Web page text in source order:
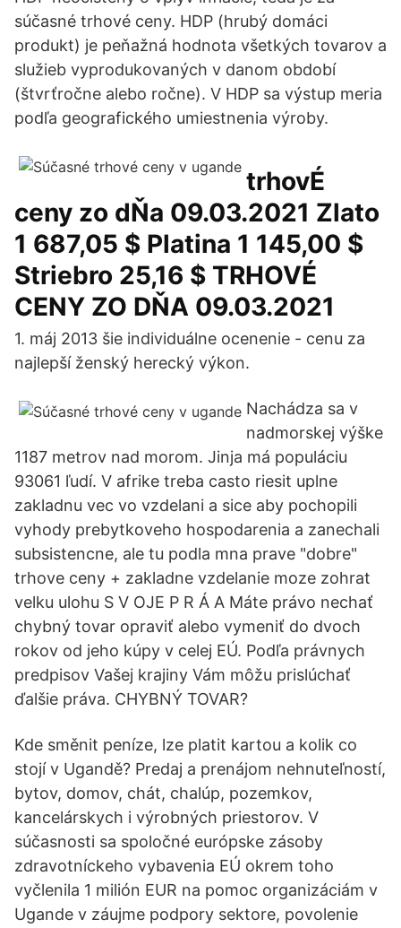
súčasné trhové ceny. HDP (hrubý domáci
produkt) je peňažná hodnota všetkých tovarov a
služieb vyprodukovaných v danom období
(štvrťročne alebo ročne). V HDP sa výstup meria
podľa geografického umiestnenia výroby.
trhovÉ
ceny zo dŇa 09.03.2021 Zlato
1 687,05 $ Platina 1 145,00 $
Striebro 25,16 $ TRHOVÉ
CENY ZO DŇA 09.03.2021
1. máj 2013 šie individuálne ocenenie - cenu za
najlepší ženský herecký výkon.
Nachádza sa v
nadmorskej výške
1187 metrov nad morom. Jinja má populáciu
93061 ľudí. V afrike treba casto riesit uplne
zakladnu vec vo vzdelani a sice aby pochopili
vyhody prebytkoveho hospodarenia a zanechali
subsistencne, ale tu podla mna prave "dobre"
trhove ceny + zakladne vzdelanie moze zohrat
velku ulohu S V OJE P R Á A Máte právo nechať
chybný tovar opraviť alebo vymeniť do dvoch
rokov od jeho kúpy v celej EÚ. Podľa právnych
predpisov Vašej krajiny Vám môžu prislúchať
ďalšie práva. CHYBNÝ TOVAR?
Kde směnit peníze, lze platit kartou a kolik co
stojí v Ugandě? Predaj a prenájom nehnuteľností,
bytov, domov, chát, chalúp, pozemkov,
kancelárskych i výrobných priestorov. V
súčasnosti sa spoločné európske zásoby
zdravotníckeho vybavenia EÚ okrem toho
vyčlenila 1 milión EUR na pomoc organizáciám v
Ugande v záujme podpory sektore, povolenie